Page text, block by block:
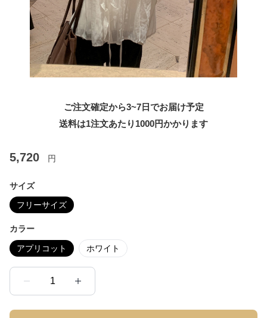
ご注文確定から3~7日でお届け予定
送料は1注文あたり 1000円かかります
5,720 円
サイズ
フリーサイズ
カラー
アプリコット ホワイト
1